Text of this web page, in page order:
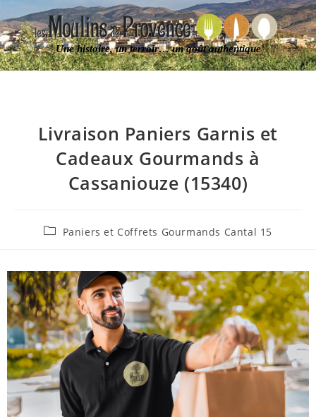
Une histoire, un terroir… un goût authentique
Livraison Paniers Garnis et
Cadeaux Gourmands à
Cassaniouze (15340)
Paniers et Coffrets Gourmands Cantal 15